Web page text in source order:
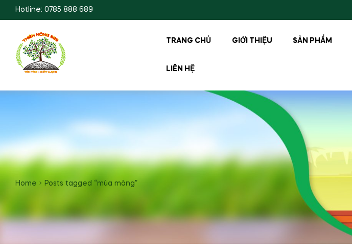
Hotline: 0785 888 689
TRANG CHỦ GIỚI THIỆU SẢN PHẨM
LIÊN HỆ
Home Posts tagged “mùa màng”